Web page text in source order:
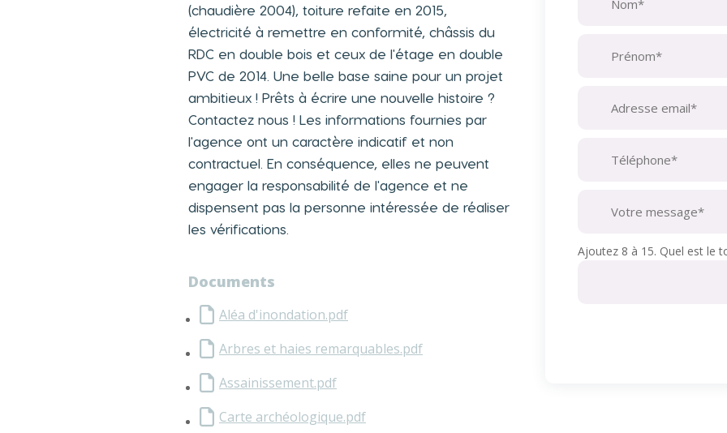
(chaudière 2004), toiture refaite en 2015,
électricité à remettre en conformité, châssis du
RDC en double bois et ceux de l'étage en double
PVC de 2014. Une belle base saine pour un projet
ambitieux ! Prêts à écrire une nouvelle histoire ?
Contactez nous ! Les informations fournies par
l'agence ont un caractère indicatif et non
contractuel. En conséquence, elles ne peuvent
engager la responsabilité de l'agence et ne
dispensent pas la personne intéressée de réaliser
les vérifications.
Documents
Aléa d'inondation.pdf
Arbres et haies remarquables.pdf
Assainissement.pdf
Carte archéologique.pdf
Ajoutez 8 à 15. Quel est le